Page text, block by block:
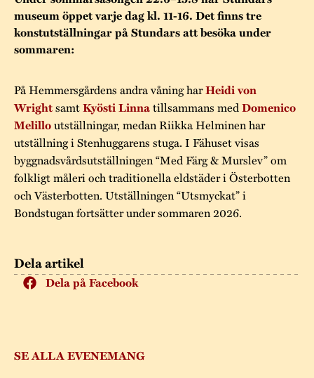
Tillgänglighet
Hållbar utveckling
Kontakta oss
Kalas på Stundars
Stundars teater
Byggnadsvård
Hantverk
Projekt
Stugornas Stundars
Museisamlingarna
Stundarsvänner
Årsberättelser
Årets Gunnar
Stundars
registerbeskrivning
Dela artikel
Dela på Facebook
SE ALLA EVENEMANG
museum öppet varje dag kl. 11-16. Det finns tre
konstutställningar på Stundars att besöka under
sommaren:
På Hemmersgårdens andra våning harHeidi von
WrightsamtKyösti Linnatillsammans medDomenico
Melilloutställningar, medan Riikka Helminen har
utställning i Stenhuggarens stuga. I Fähuset visas
byggnadsvårdsutställningen “Med Färg & Murslev” om
folkligt måleri och traditionella eldstäder i Österbotten
och Västerbotten. Utställningen “Utsmyckat” i
Bondstugan fortsätter under sommaren 2026.